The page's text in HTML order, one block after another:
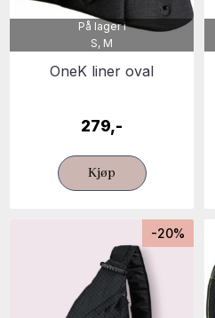
På lager i
S, M
OneK liner oval
279,-
Kjøp
-20%